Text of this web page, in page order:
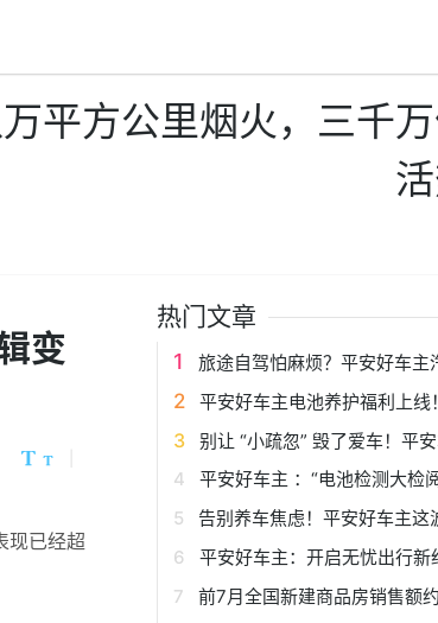
平方公里烟火，三千
变
现已经超
热门文章
旅途自驾怕麻烦？平安好车主汽车托运，让您从 “省心”
平安好车主电池养护福利上线！新能源车主的夏日安
别让 “小疏忽” 毁了爱车！平安车险喊你查油液、享福利，养车原来
平安好车主 ：“电池检测大检阅”， 给爱车 “心脏” 做 1 元
告别养车焦虑！平安好车主这波油液养护福利，车主
平安好车主：开启无忧出行新
前7月全国新建商品房销售额约4.96万亿元，待售面积较